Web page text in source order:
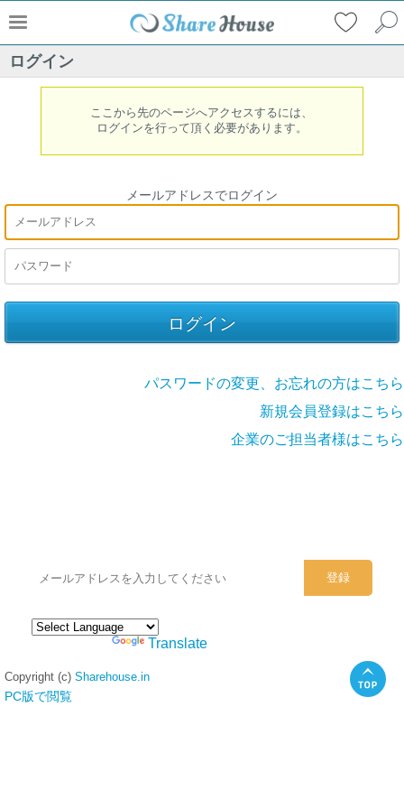
ログイン
ここから先のページへアクセスするには、
ログインを行って頂く必要があります。
メールアドレスでログイン
パスワードの変更、お忘れの方はこちら
新規会員登録はこちら
企業のご担当者様はこちら
Translate
Copyright (c) Sharehouse.in
PC版で閲覧